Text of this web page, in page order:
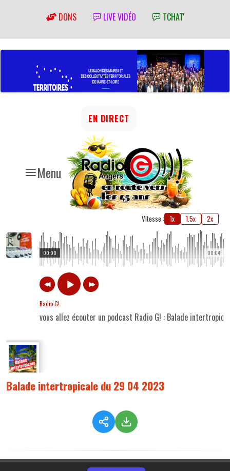
DONS LIVE VIDÉO TCHAT'
Menu
EN DIRECT
Vitesse : 1x 1.5x 2x
00:04
00:00
Radio G!
vous allez écouter un podcast Radio G! : Balade
Balade intertropicale du 29 04 2023